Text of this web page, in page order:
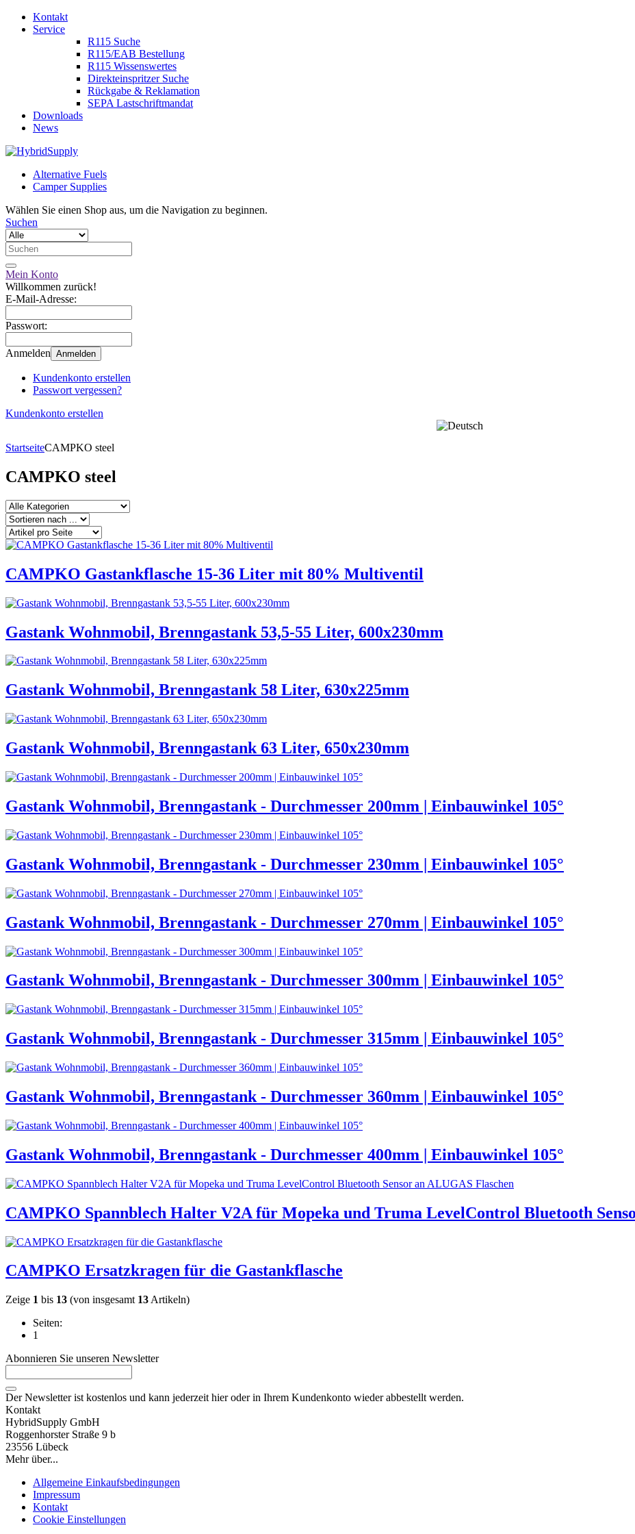
Kontakt
Service
R115 Suche
R115/EAB Bestellung
R115 Wissenswertes
Direkteinspritzer Suche
Rückgabe & Reklamation
SEPA Lastschriftmandat
Downloads
News
Alternative Fuels
Camper Supplies
Wählen Sie einen Shop aus, um die Navigation zu beginnen.
Suchen
Mein Konto
Willkommen zurück!
E-Mail-Adresse:
Passwort:
Anmelden Anmelden
Kundenkonto erstellen
Passwort vergessen?
Kundenkonto erstellen
StartseiteCAMPKO steel
CAMPKO steel
CAMPKO Gastankflasche 15-36 Liter mit 80% Multiventil
Gastank Wohnmobil, Brenngastank 53,5-55 Liter, 600x230mm
Gastank Wohnmobil, Brenngastank 58 Liter, 630x225mm
Gastank Wohnmobil, Brenngastank 63 Liter, 650x230mm
Gastank Wohnmobil, Brenngastank - Durchmesser 200mm | Einbauwinkel 105°
Gastank Wohnmobil, Brenngastank - Durchmesser 230mm | Einbauwinkel 105°
Gastank Wohnmobil, Brenngastank - Durchmesser 270mm | Einbauwinkel 105°
Gastank Wohnmobil, Brenngastank - Durchmesser 300mm | Einbauwinkel 105°
Gastank Wohnmobil, Brenngastank - Durchmesser 315mm | Einbauwinkel 105°
Gastank Wohnmobil, Brenngastank - Durchmesser 360mm | Einbauwinkel 105°
Gastank Wohnmobil, Brenngastank - Durchmesser 400mm | Einbauwinkel 105°
CAMPKO Spannblech Halter V2A für Mopeka und Truma LevelControl Bluetooth
CAMPKO Ersatzkragen für die Gastankflasche
Zeige 1 bis 13 (von insgesamt 13 Artikeln)
Seiten:
1
Abonnieren Sie unseren Newsletter
Der Newsletter ist kostenlos und kann jederzeit hier oder in Ihrem Kundenkonto wieder abbestellt werden.
Kontakt
HybridSupply GmbH
Roggenhorster Straße 9 b
23556 Lübeck
Mehr über...
Allgemeine Einkaufsbedingungen
Impressum
Kontakt
Cookie Einstellungen